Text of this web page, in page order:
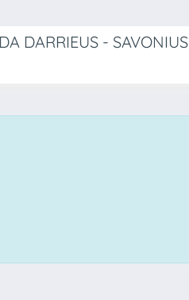
DARRIEUS - SAVONIUS